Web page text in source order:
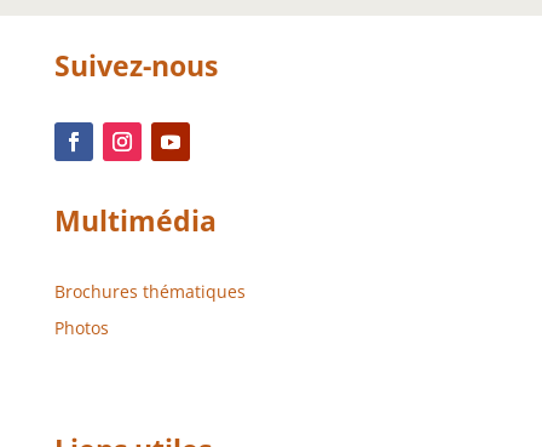
Suivez-nous
Multimédia
Brochures thématiques
Photos